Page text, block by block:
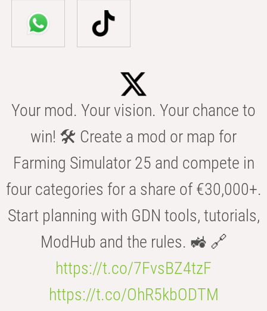
Your mod. Your vision. Your chance to
win! 🛠️ Create a mod or map for
Farming Simulator 25 and compete in
four categories for a share of €30,000+.
Start planning with GDN tools, tutorials,
ModHub and the rules. 🚜 🔗
https://t.co/7FvsBZ4tzF
https://t.co/OhR5kbODTM